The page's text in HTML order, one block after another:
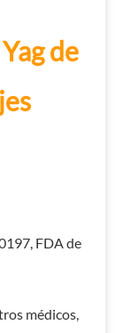
de
FDA de
médicos,